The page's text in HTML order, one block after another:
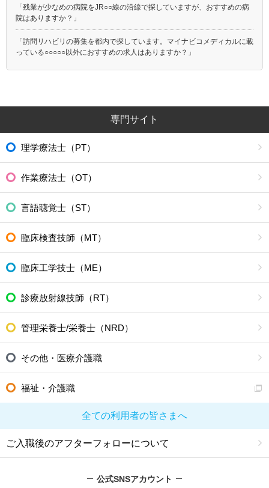
「残業が少なめの病院をJR○○線の沿線で探していますが、おすすめの病
院はありますか？」
「訪問リハビリの募集を都内で探しています。マイナビコメディカルに載
っている○○○○○以外におすすめの求人はありますか？」
専門サイト
理学療法士（PT）
作業療法士（OT）
言語聴覚士（ST）
臨床検査技師（MT）
臨床工学技士（ME）
診療放射線技師（RT）
管理栄養士/栄養士（NRD）
その他・医療介護職
福祉・介護職
全ての利用者の皆さまへ
ご入職後のアフターフォローについて
公式SNSアカウント